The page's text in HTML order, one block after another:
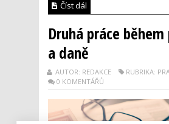
Číst dál
Druhá práce
a daně
AUTOR: REDAKCE
RUBRIKA:
0 KOMENTÁŘŮ